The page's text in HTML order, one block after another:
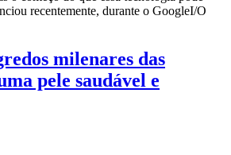
recentemente, durante o GoogleI/O
milenares das
pele saudável e